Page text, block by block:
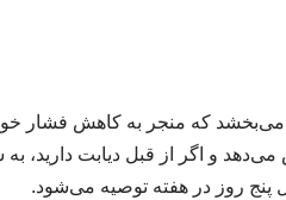
می‌بخشد که منجر به کاهش
خطر ابتلا به دیابت نوع ۲ را کاهش می‌دهد و اگر از